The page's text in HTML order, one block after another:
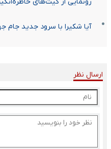
رونمایی از کیت‌های
آیا شکیرا با سرود جدید جام
ارسال نظر